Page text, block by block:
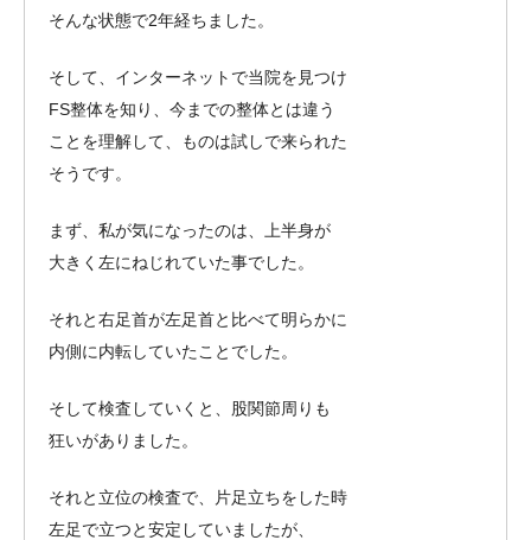
そんな状態で2年経ちました。
そして、インターネットで当院を見つけ
FS整体を知り、今までの整体とは違う
ことを理解して、ものは試しで来られた
そうです。
まず、私が気になったのは、上半身が
大きく左にねじれていた事でした。
それと右足首が左足首と比べて明らかに
内側に内転していたことでした。
そして検査していくと、股関節周りも
狂いがありました。
それと立位の検査で、片足立ちをした時
左足で立つと安定していましたが、